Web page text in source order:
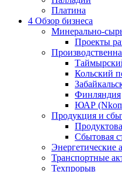
Платина
4 Обзор бизнеса
Минерально-
Проекты
Кольский
Финляндия
ЮАР
Продукция и
Сбытовая
Энергетические
Транспортные
Техпрорыв